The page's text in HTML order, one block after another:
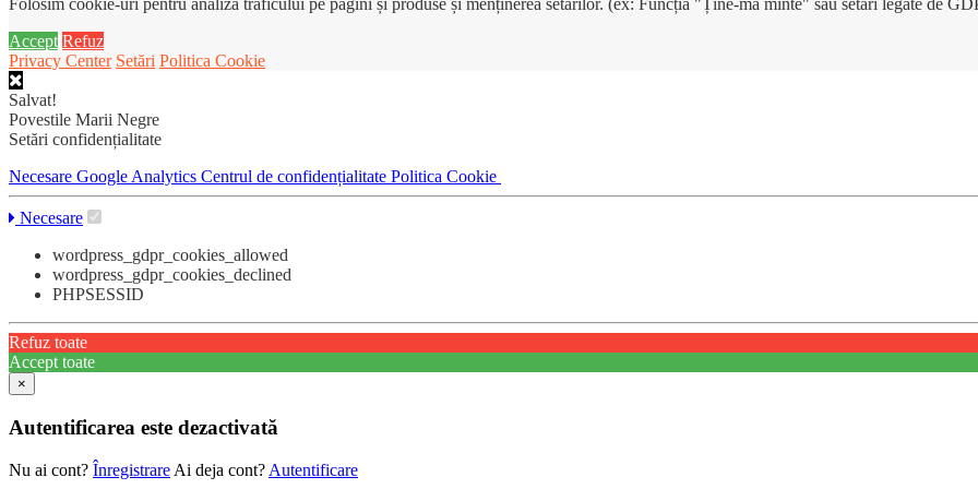
Folosim cookie-uri pentru analiza traficului pe pagini și produse și menținerea setărilor. (ex: Funcția "Ține-mă minte" sau setări legate de
Accept Refuz
Privacy Center Setări Politica Cookie
Salvat!
Povestile Marii Negre
Setări confidențialitate
Necesare Google Analytics Centrul de confidențialitate Politica Cookie
Necesare
wordpress_gdpr_cookies_allowed
wordpress_gdpr_cookies_declined
PHPSESSID
Refuz toate
Accept toate
×
Autentificarea este dezactivată
Nu ai cont? Înregistrare Ai deja cont? Autentificare